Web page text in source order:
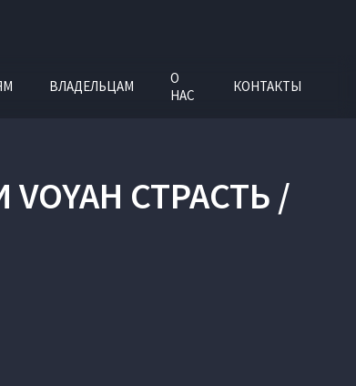
ВЛАДЕЛЬЦАМ
О
НАС
КОНТАКТЫ
СТРАСТЬ /